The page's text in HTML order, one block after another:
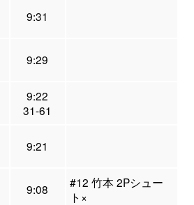
9:31
9:29
9:22
31-61
9:21
9:08
#12 竹本 2Pシュー
ト×